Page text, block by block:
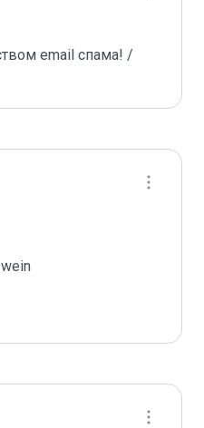
email спама! /